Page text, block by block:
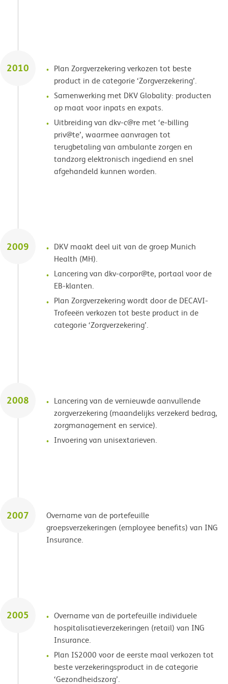
2010
Plan Zorgverzekering verkozen tot beste
product in de categorie ‘Zorgverzekering’.
Samenwerking met DKV Globality: producten
op maat voor inpats en expats.
Uitbreiding van dkv-c@re met ‘e-billing
priv@te’, waarmee aanvragen tot
terugbetaling van ambulante zorgen en
tandzorg elektronisch ingediend en snel
afgehandeld kunnen worden.
2009
DKV maakt deel uit van de groep Munich
Health (MH).
Lancering van dkv-corpor@te, portaal voor de
EB-klanten.
Plan Zorgverzekering wordt door de DECAVI-
Trofeeën verkozen tot beste product in de
categorie ‘Zorgverzekering’.
2008
Lancering van de vernieuwde aanvullende
zorgverzekering (maandelijks verzekerd bedrag,
zorgmanagement en service).
Invoering van unisextarieven.
2007
Overname van de portefeuille
groepsverzekeringen (employee benefits) van ING
Insurance.
2005
Overname van de portefeuille individuele
hospitalisatieverzekeringen (retail) van ING
Insurance.
Plan IS2000 voor de eerste maal verkozen tot
beste verzekeringsproduct in de categorie
‘Gezondheidszorg’.